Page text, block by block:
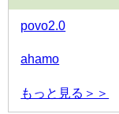
povo2.0
ahamo
もっと見る＞＞